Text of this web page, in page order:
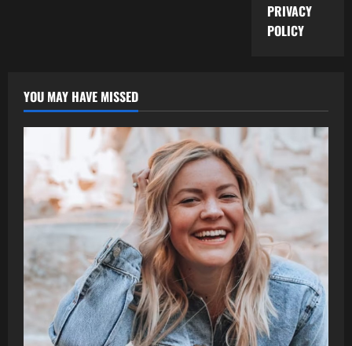
PRIVACY
POLICY
YOU MAY HAVE MISSED